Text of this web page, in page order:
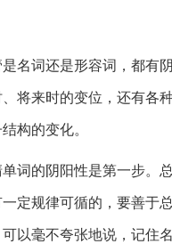
名词还是形容词，都有
将来时的变位，还有各
构的变化。
词的阴阳性是第一步。
定规律可循的，要善于
以毫不夸张地说，记住